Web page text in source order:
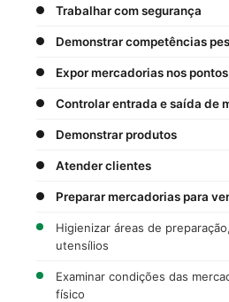
Trabalhar com segurança
Demonstrar competências
Expor mercadorias nos
Controlar entrada e saída de
Demonstrar produtos
Atender clientes
Preparar mercadorias para
Higienizar áreas de
utensílios
Examinar condições das
físico